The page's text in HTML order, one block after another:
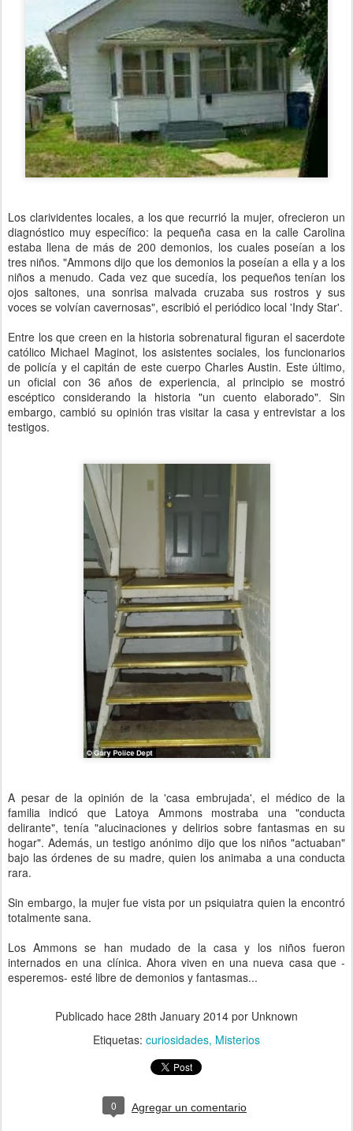
Los clarividentes locales, a los que recurrió la mujer, ofrecieron un
diagnóstico muy específico: la pequeña casa en la calle Carolina
estaba llena de más de 200 demonios, los cuales poseían a los
tres niños. "Ammons dijo que los demonios la poseían a ella y a los
niños a menudo. Cada vez que sucedía, los pequeños tenían los
ojos saltones, una sonrisa malvada cruzaba sus rostros y sus
voces se volvían cavernosas", escribió el periódico local 'Indy Star'.
Entre los que creen en la historia sobrenatural figuran el sacerdote
católico Michael Maginot, los asistentes sociales, los funcionarios
de policía y el capitán de este cuerpo Charles Austin. Este último,
un oficial con 36 años de experiencia, al principio se mostró
escéptico considerando la historia "un cuento elaborado". Sin
embargo, cambió su opinión tras visitar la casa y entrevistar a los
testigos.
A pesar de la opinión de la 'casa embrujada', el médico de la
familia indicó que Latoya Ammons mostraba una "conducta
delirante", tenía "alucinaciones y delirios sobre fantasmas en su
hogar". Además, un testigo anónimo dijo que los niños "actuaban"
bajo las órdenes de su madre, quien los animaba a una conducta
rara.
Sin embargo, la mujer fue vista por un psiquiatra quien la encontró
totalmente sana.
Los Ammons se han mudado de la casa y los niños fueron
internados en una clínica. Ahora viven en una nueva casa que -
esperemos- esté libre de demonios y fantasmas...
Publicado hace 28th January 2014 por Unknown
Etiquetas: curiosidades Misterios
0 Agregar un comentario